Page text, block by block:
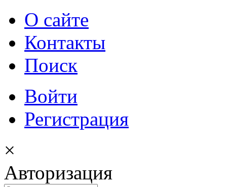
О сайте
Контакты
Поиск
Войти
Регистрация
×
Авторизация